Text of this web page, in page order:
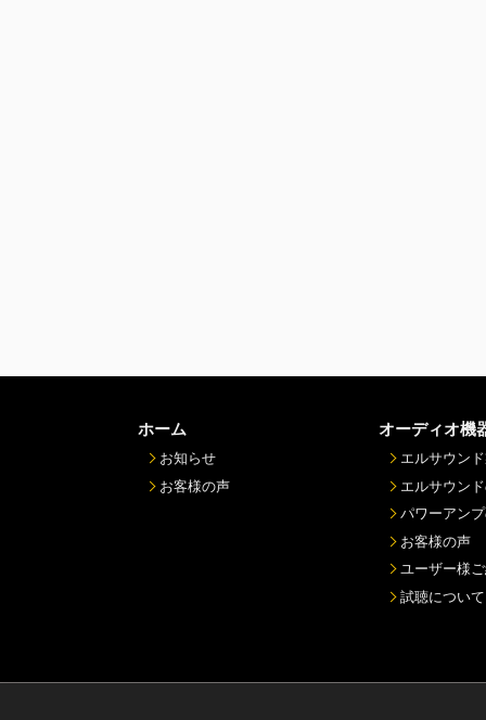
ホーム
お知らせ
お客様の声
オーディオ機
エルサウン
エルサウン
パワーアン
お客様の声
ユーザー様
試聴について